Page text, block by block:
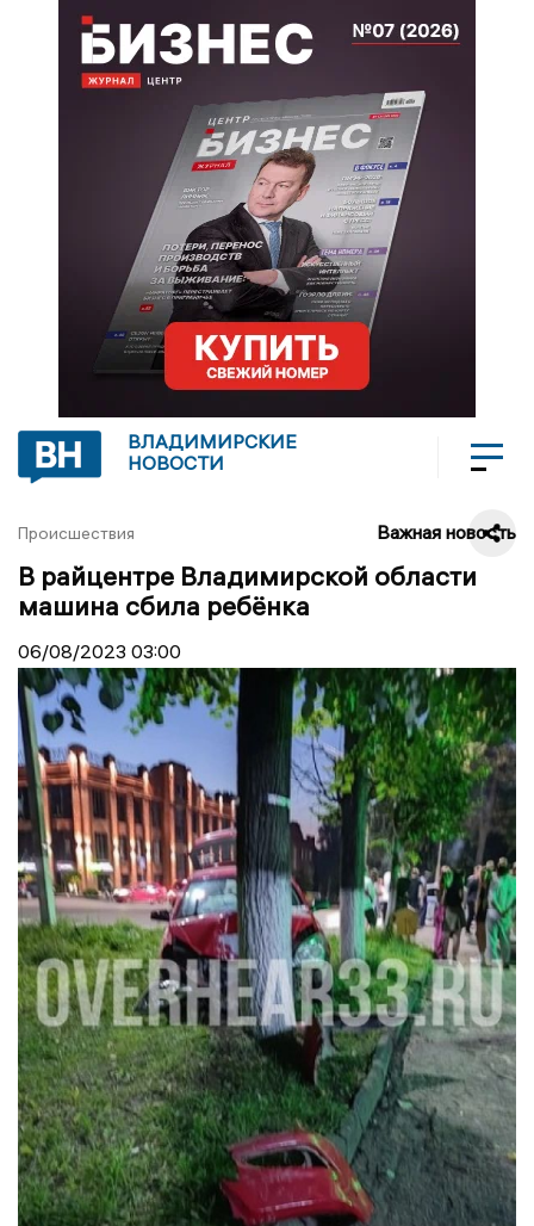
ВЛАДИМИРСКИЕ
НОВОСТИ
Происшествия Важная новость
В райцентре Владимирской области
машина сбила ребёнка
06/08/2023 03:00